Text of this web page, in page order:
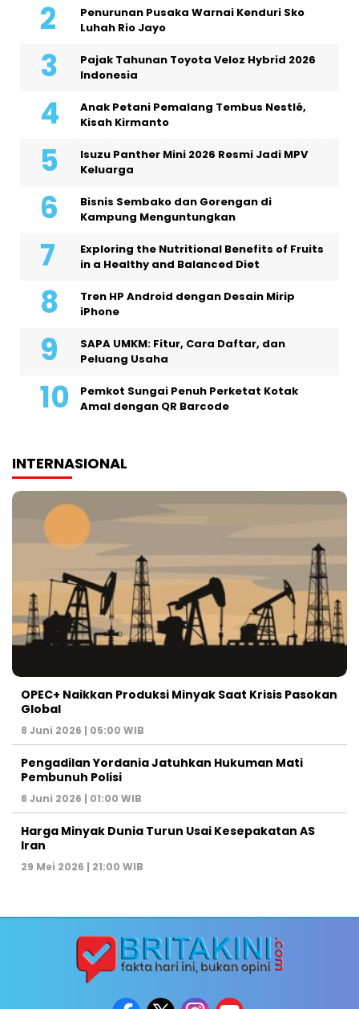
Penurunan Pusaka Warnai Kenduri Sko
Luhah Rio Jayo
Pajak Tahunan Toyota Veloz Hybrid 2026
Indonesia
Anak Petani Pemalang Tembus Nestlé,
Kisah Kirmanto
Isuzu Panther Mini 2026 Resmi Jadi MPV
Keluarga
Bisnis Sembako dan Gorengan di
Kampung Menguntungkan
Exploring the Nutritional Benefits of Fruits
in a Healthy and Balanced Diet
Tren HP Android dengan Desain Mirip
iPhone
SAPA UMKM: Fitur, Cara Daftar, dan
Peluang Usaha
Pemkot Sungai Penuh Perketat Kotak
Amal dengan QR Barcode
INTERNASIONAL
OPEC+ Naikkan Produksi Minyak Saat Krisis Pasokan
Global
8 Juni 2026 | 05:00 WIB
Pengadilan Yordania Jatuhkan Hukuman Mati
Pembunuh Polisi
8 Juni 2026 | 01:00 WIB
Harga Minyak Dunia Turun Usai Kesepakatan AS
Iran
29 Mei 2026 | 21:00 WIB